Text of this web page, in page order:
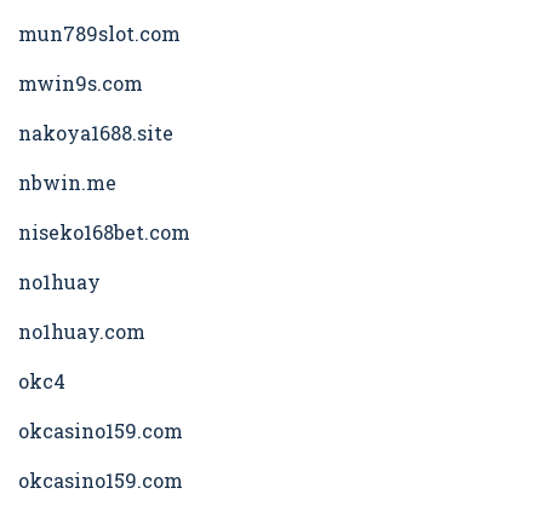
mun789slot.com
mwin9s.com
nakoya1688.site
nbwin.me
niseko168bet.com
no1huay
no1huay.com
okc4
okcasino159.com
okcasino159.com